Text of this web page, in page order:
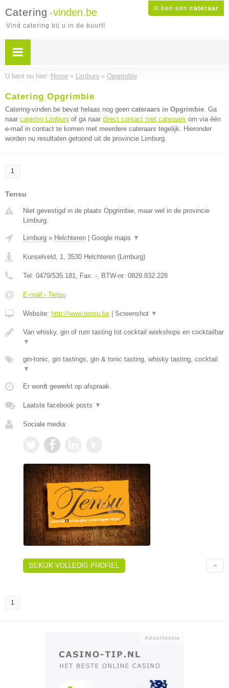
Ik ben een cateraar
Catering -vinden.be
Vind catering bij u in de buurt!
U bent nu hier: Home » Limburg » Opgrimbie
Catering Opgrimbie
Catering-vinden.be bevat helaas nog geen cateraars in Opgrimbie. Ga
naar catering Limburg of ga naar direct contact met cateraars om via één
e-mail in contact te komen met meerdere cateraars tegelijk. Hieronder
worden nu resultaten getoond uit de provincie Limburg.
1
Tensu
Niet gevestigd in de plaats Opgrimbie, maar wel in de provincie
Limburg.
Limburg » Helchteren Google maps ▼
Kunselveld, 1, 3530 Helchteren (Limburg)
Tel: 0479/535.181, Fax: -, BTW-nr: 0829.832.228
E-mail › Tensu
Website: http://www.tensu.be Screenshot ▼
Van whisky, gin of rum tasting tot cocktail workshops en cocktailbar
▼
gin-tonic, gin tastings, gin & tonic tasting, whisky tasting, cocktail
▼
Er wordt gewerkt op afspraak.
Laatste facebook posts ▼
Sociale media:
BEKIJK VOLLEDIG PROFIEL
1